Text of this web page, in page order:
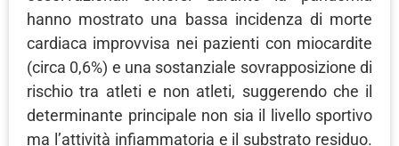
hanno mostrato una bassa incidenza di morte
cardiaca improvvisa nei pazienti con miocardite
(circa 0,6%) e una sostanziale sovrapposizione di
rischio tra atleti e non atleti, suggerendo che il
determinante principale non sia il livello sportivo
ma l’attività infiammatoria e il substrato residuo.